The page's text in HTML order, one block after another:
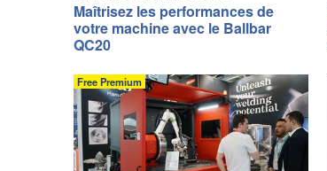
Maîtrisez les performances de
votre machine avec le Ballbar
QC20
Free Premium